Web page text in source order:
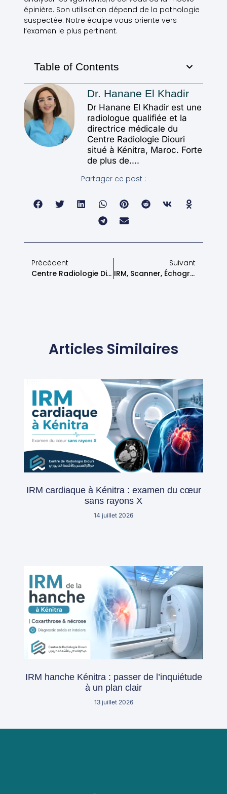
épinière. Son utilisation dépend de la pathologie
suspectée. Notre équipe vous oriente vers
l’examen le plus pertinent.
Table of Contents
Dr. Hanane El Khadir
Dr Hanane El Khadir est une
radiologue qualifiée et la
directrice médicale du
Centre Radiologie Diouri
situé à Kénitra, Maroc. Forte
de plus de....
Partager ce post :
Précédent
Centre Radiologie Diouri Kénitra : Résultats Scanner / IRM / Échographie, Combien De Temps ?
Suivant
IRM, Scanner, Échographie : Quel Examen Demande Mon Médecin, Et Pourquoi ? – Centre De Radiologie Diouri Kénitra
Articles Similaires
IRM cardiaque à Kénitra : examen du cœur
sans rayons X
14 juillet 2026
IRM hanche Kénitra : passer de l’inquiétude
à un plan clair
13 juillet 2026